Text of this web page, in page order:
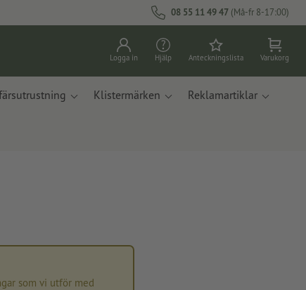
08 55 11 49 47 (Må-fr 8-17:00)
Logga in Hjälp Anteckningslista Varukorg
Klistermärken Reklamartiklar
som vi utför med